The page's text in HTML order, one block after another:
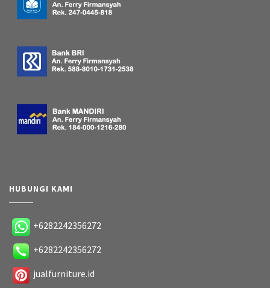
HUBUNGI KAMI
+6282242356272
+6282242356272
jualfurniture.id